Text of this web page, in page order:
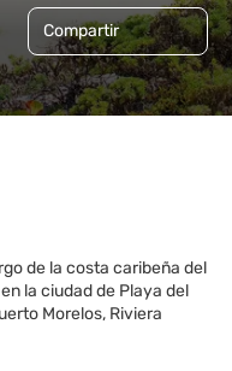
Compartir
de la costa caribeña del
la ciudad de Playa del
Morelos, Riviera